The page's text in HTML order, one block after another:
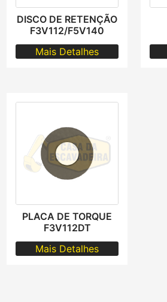
DISCO DE RETENÇÃO
F3V112/F5V140
Mais Detalhes
PLACA DE TORQUE
F3V112DT
Mais Detalhes